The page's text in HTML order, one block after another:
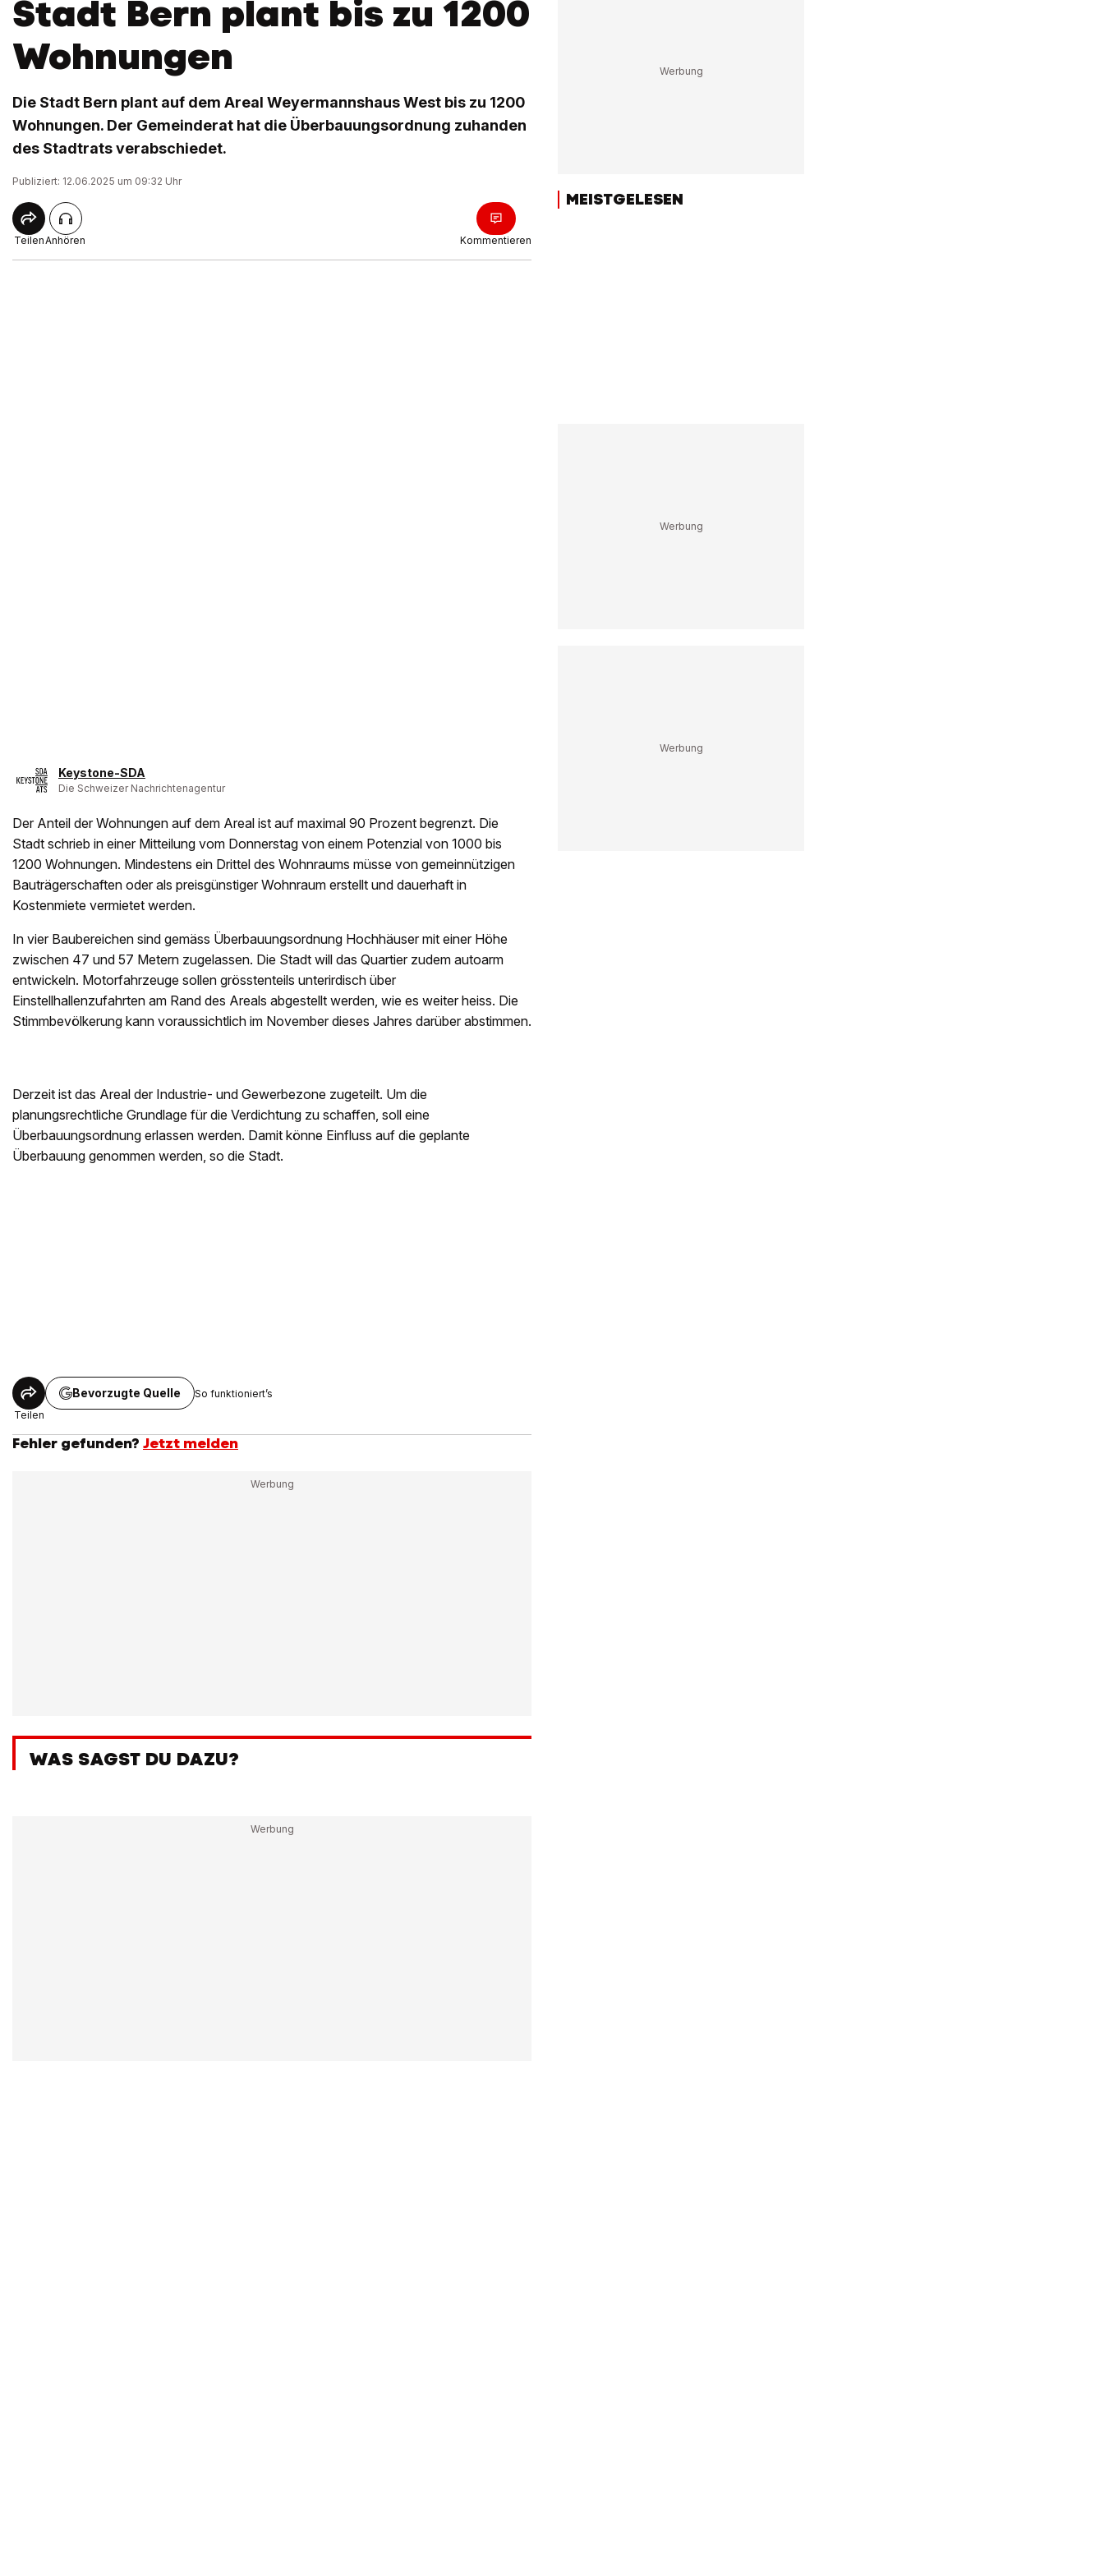
Stadt Bern plant bis zu 1200
Wohnungen
Die Stadt Bern plant auf dem Areal Weyermannshaus West bis zu 1200
Wohnungen. Der Gemeinderat hat die Überbauungsordnung zuhanden
des Stadtrats verabschiedet.
Publiziert: 12.06.2025 um 09:32 Uhr
TeilenAnhören Kommentieren
Keystone-SDA
Die Schweizer Nachrichtenagentur
Der Anteil der Wohnungen auf dem Areal ist auf maximal 90 Prozent begrenzt. Die
Stadt schrieb in einer Mitteilung vom Donnerstag von einem Potenzial von 1000 bis
1200 Wohnungen. Mindestens ein Drittel des Wohnraums müsse von gemeinnützigen
Bauträgerschaften oder als preisgünstiger Wohnraum erstellt und dauerhaft in
Kostenmiete vermietet werden.
In vier Baubereichen sind gemäss Überbauungsordnung Hochhäuser mit einer Höhe
zwischen 47 und 57 Metern zugelassen. Die Stadt will das Quartier zudem autoarm
entwickeln. Motorfahrzeuge sollen grösstenteils unterirdisch über
Einstellhallenzufahrten am Rand des Areals abgestellt werden, wie es weiter heiss. Die
Stimmbevölkerung kann voraussichtlich im November dieses Jahres darüber abstimmen.
Derzeit ist das Areal der Industrie- und Gewerbezone zugeteilt. Um die
planungsrechtliche Grundlage für die Verdichtung zu schaffen, soll eine
Überbauungsordnung erlassen werden. Damit könne Einfluss auf die geplante
Überbauung genommen werden, so die Stadt.
Teilen
Bevorzugte Quelle So funktioniert’s
Fehler gefunden? Jetzt melden
WAS SAGST DU DAZU?
MEISTGELESEN